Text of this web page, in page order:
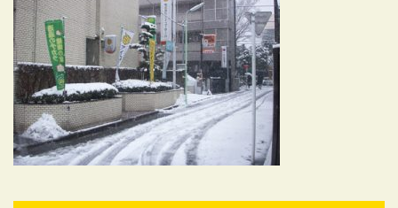
耐震対策も安心の家づくり
リフォーム・リノベーションをお考えの方
必見！土地からお探しの方へ
資金計画についてのご相談
ショールーム